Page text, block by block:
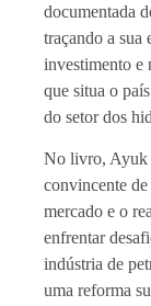
documentada
traçando a sua
investimento e
que situa o
do setor dos
No livro, Ayuk
convincente
mercado e o
enfrentar
indústria de
uma reforma